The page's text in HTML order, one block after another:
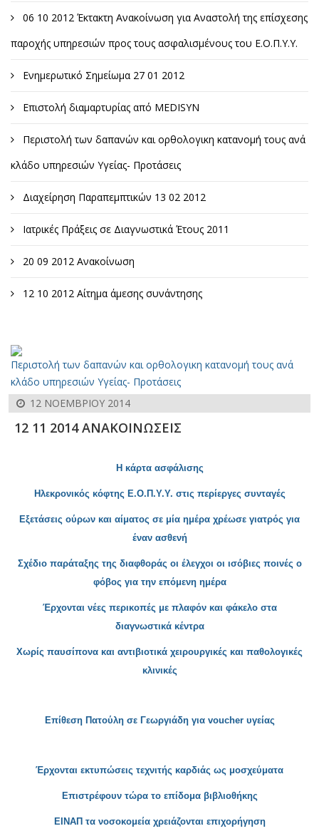
06 10 2012 Έκτακτη Ανακοίνωση για Αναστολή της επίσχεσης
παροχής υπηρεσιών προς τους ασφαλισμένους του Ε.Ο.Π.Υ.Υ.
Ενημερωτικό Σημείωμα 27 01 2012
Επιστολή διαμαρτυρίας από MEDISYN
Περιστολή των δαπανών και ορθολογικη κατανομή τους ανά
κλάδο υπηρεσιών Υγείας- Προτάσεις
Διαχείρηση Παραπεμπτικών 13 02 2012
Ιατρικές Πράξεις σε Διαγνωστικά Έτους 2011
20 09 2012 Ανακοίνωση
12 10 2012 Αίτημα άμεσης συνάντησης
Περιστολή των δαπανών και ορθολογικη κατανομή τους ανά
κλάδο υπηρεσιών Υγείας- Προτάσεις
12 ΝΟΕΜΒΡΊΟΥ 2014
12 11 2014 ΑΝΑΚΟΙΝΩΣΕΙΣ
Η κάρτα ασφάλισης
Ηλεκρονικός κόφτης Ε.Ο.Π.Υ.Υ. στις περίεργες συνταγές
Εξετάσεις ούρων και αίματος σε μία ημέρα χρέωσε γιατρός για
έναν ασθενή
Σχέδιο παράταξης της διαφθοράς οι έλεγχοι οι ισόβιες ποινές ο
φόβος για την επόμενη ημέρα
Έρχονται νέες περικοπές με πλαφόν και φάκελο στα
διαγνωστικά κέντρα
Χωρίς παυσίπονα και αντιβιοτικά χειρουργικές και παθολογικές
κλινικές
Επίθεση Πατούλη σε Γεωργιάδη για voucherυγείας
Έρχονται εκτυπώσεις τεχνιτής καρδιάς ως μοσχεύματα
Επιστρέφουν τώρα το επίδομα βιβλιοθήκης
ΕΙΝΑΠ τα νοσοκομεία χρειάζονται επιχορήγηση